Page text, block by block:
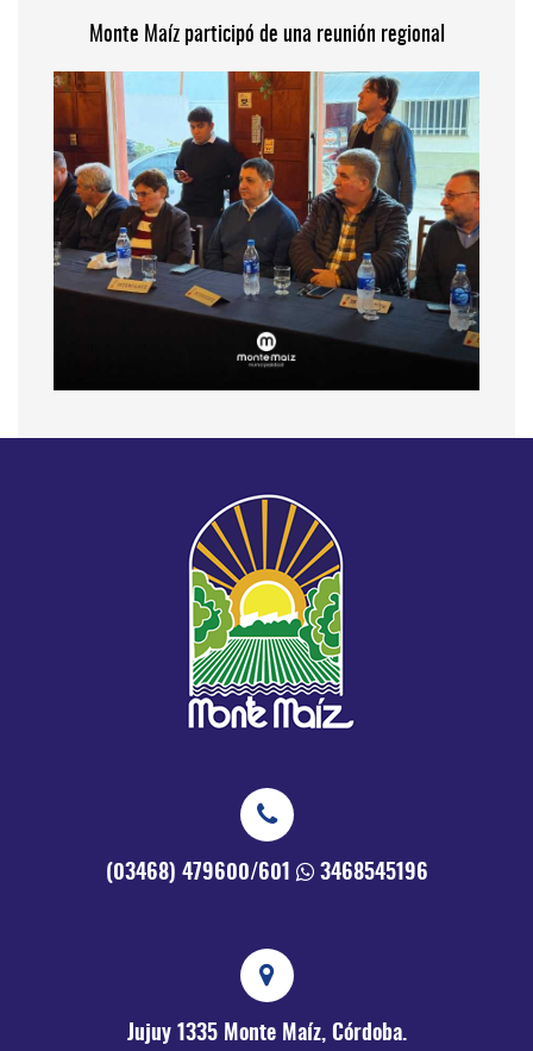
Monte Maíz participó de una reunión regional
(03468) 479600/601 3468545196
Jujuy 1335 Monte Maíz, Córdoba.